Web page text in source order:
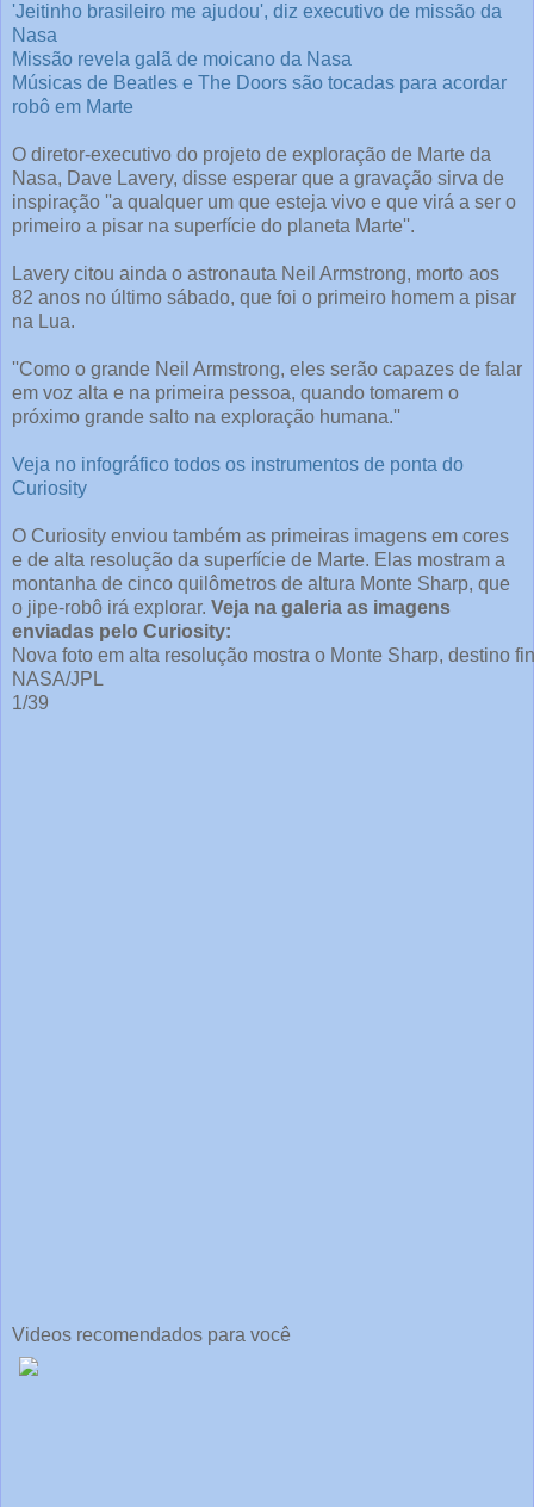
'Jeitinho brasileiro me ajudou', diz executivo de missão da
Nasa
Missão revela galã de moicano da Nasa
Músicas de Beatles e The Doors são tocadas para acordar
robô em Marte
O diretor-executivo do projeto de exploração de Marte da
Nasa, Dave Lavery, disse esperar que a gravação sirva de
inspiração ''a qualquer um que esteja vivo e que virá a ser o
primeiro a pisar na superfície do planeta Marte''.
Lavery citou ainda o astronauta Neil Armstrong, morto aos
82 anos no último sábado, que foi o primeiro homem a pisar
na Lua.
''Como o grande Neil Armstrong, eles serão capazes de falar
em voz alta e na primeira pessoa, quando tomarem o
próximo grande salto na exploração humana.''
Veja no infográfico todos os instrumentos de ponta do
Curiosity
O Curiosity enviou também as primeiras imagens em cores
e de alta resolução da superfície de Marte. Elas mostram a
montanha de cinco quilômetros de altura Monte Sharp, que
o jipe-robô irá explorar. Veja na galeria as imagens
enviadas pelo Curiosity:
Nova foto em alta resolução mostra o Monte Sharp, destino
NASA/JPL
1/39
Videos recomendados para você